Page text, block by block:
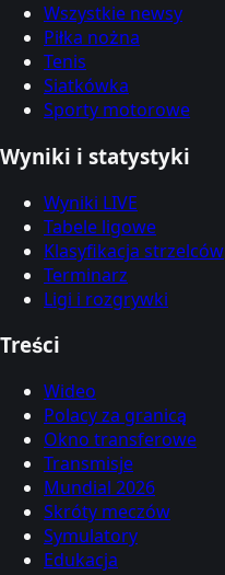
Wszystkie newsy
Piłka nożna
Tenis
Siatkówka
Sporty motorowe
Wyniki i statystyki
Wyniki LIVE
Tabele ligowe
Klasyfikacja strzelców
Terminarz
Ligi i rozgrywki
Treści
Wideo
Polacy za granicą
Okno transferowe
Transmisje
Mundial 2026
Skróty meczów
Symulatory
Edukacja